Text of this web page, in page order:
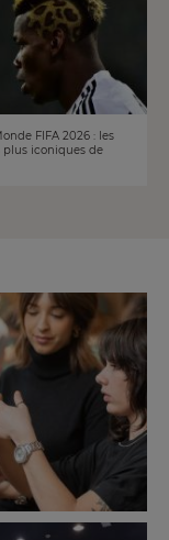
FIFA 2026 : les
plus iconiques de